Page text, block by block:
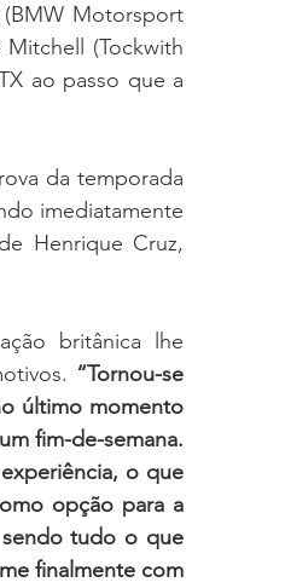
Motorsport
Mitchell (Tockwith
ao passo que a
da temporada
imediatamente
Henrique Cruz,
britânica lhe
“Tornou-se
último momento
fim-de-semana.
o que
opção para a
tudo o que
finalmente com